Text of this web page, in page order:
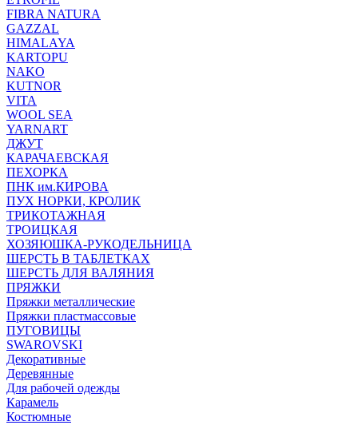
FIBRA NATURA
GAZZAL
HIMALAYA
KARTOPU
NAKO
KUTNOR
VITA
WOOL SEA
YARNART
ДЖУТ
КАРАЧАЕВСКАЯ
ПЕХОРКА
ПНК им.КИРОВА
ПУХ НОРКИ, КРОЛИК
ТРИКОТАЖНАЯ
ТРОИЦКАЯ
ХОЗЯЮШКА-РУКОДЕЛЬНИЦА
ШЕРСТЬ В ТАБЛЕТКАХ
ШЕРСТЬ ДЛЯ ВАЛЯНИЯ
ПРЯЖКИ
Пряжки металлические
Пряжки пластмассовые
ПУГОВИЦЫ
SWAROVSKI
Декоративные
Деревянные
Для рабочей одежды
Карамель
Костюмные